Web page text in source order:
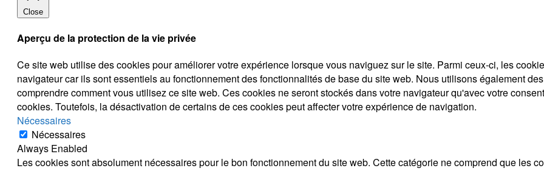
Close
Aperçu de la protection de la vie privée
Ce site web utilise des cookies pour améliorer votre expérience lorsque vous naviguez sur le site. Parmi ceux-ci, les
navigateur car ils sont essentiels au fonctionnement des fonctionnalités de base du site web. Nous utilisons également
comprendre comment vous utilisez ce site web. Ces cookies ne seront stockés dans votre navigateur qu'avec votre
cookies. Toutefois, la désactivation de certains de ces cookies peut affecter votre expérience de navigation.
Nécessaires
Nécessaires
Always Enabled
Les cookies sont absolument nécessaires pour le bon fonctionnement du site web. Cette catégorie ne comprend que les